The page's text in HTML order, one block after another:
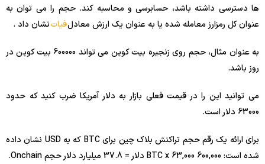
ها دسترسی داشته باشد، حسابرسی و محاسبه کند. حجم را می توان به
عنوان کل رمزارز معامله شده یا به عنوان یک ارزش معادلفیاتنشان داد .
به عنوان مثال، حجم روی زنجیره بیت کوین می تواند 600000 بیت کوین در
روز باشد.
می توانید این را در قیمت فعلی بازار به دلار آمریکا ضرب کنید که حدود
63000 دلار است.
برای ارائه یک رقم حجم تراکنش بلاک چین برای BTC که به USD نشان داده
شده است: 600,000 BTC x 63,000 دلار = 37.8 میلیارد دلار حجم Onchain.